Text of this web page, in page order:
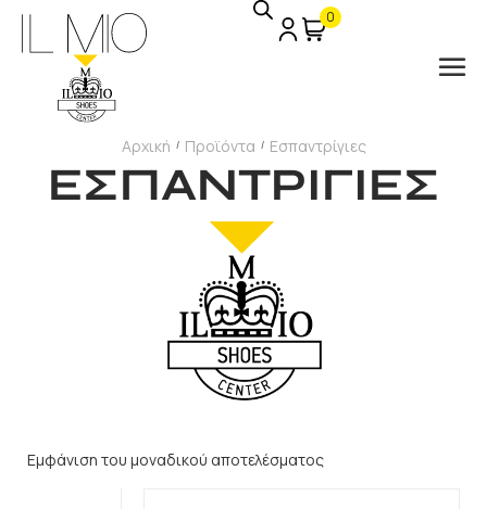
0
ΕΣΠΑΝΤΡΙΓΙΕΣ
Αρχική / Προϊόντα / Εσπαντρίγιες
Εμφάνιση του μοναδικού αποτελέσματος